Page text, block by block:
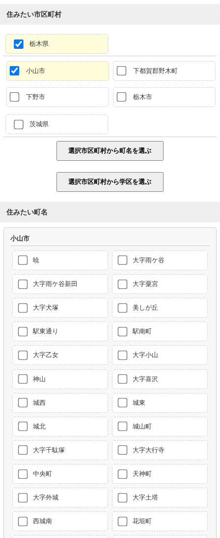
住みたい市区町村
栃木県
小山市 下都賀郡野木町
下野市 栃木市
茨城県
住みたい町名
小山市
暁 大字雨ケ谷
大字雨ケ谷新田 大字粟宮
大字犬塚 美しが丘
駅東通り 駅南町
大字乙女 大字小山
神山 大字喜沢
城西 城東
城北 城山町
大字千駄塚 大字大行寺
中央町 天神町
大字外城 大字土塔
西城南 花垣町